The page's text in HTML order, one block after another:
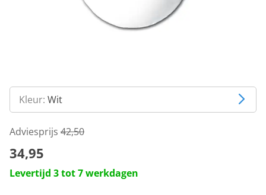
Kleur: Wit
Adviesprijs 42,50
34,95
Levertijd 3 tot 7 werkdagen